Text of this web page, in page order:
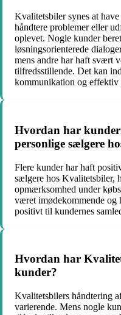
Kvalitetsbiler synes at
håndtere problemer eller
oplevet. Nogle kunder
løsningsorienterede
mens andre har haft svært
tilfredsstillende. Det kan
kommunikation og effektiv
Hvordan har
personlige sælgere
Flere kunder har haft
sælgere hos Kvalitetsbiler,
opmærksomhed under
været imødekommende og
positivt til kundernes
Hvordan har
kunder?
Kvalitetsbilers håndtering
varierende. Mens nogle